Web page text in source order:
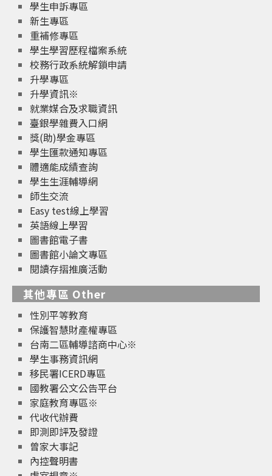
學生申訴專區
新生專區
重補修專區
學生學習歷程檔案系統
校務行政系統解鎖申請
升學專區
升學資訊※
就業媒合及求職資訊
臺銀學雜費入口網
獎(助)學金專區
學生匯款通知專區
體適能成績查詢
學生生涯輔導網
師生交流
Easy test線上學習
英語線上學習
圖書館電子書
圖書館小論文專區
閱讀存摺推廣活動
其他專區 Other
性別平等教育
保護智慧財產權專區
台南二區輔導諮商中心※
學生事務資訊網
移民署ICERD專區
國教署公文公告平台
家庭教育專區※
代收代辦費
即測即評及發證
曾家大事記
內控聲明書